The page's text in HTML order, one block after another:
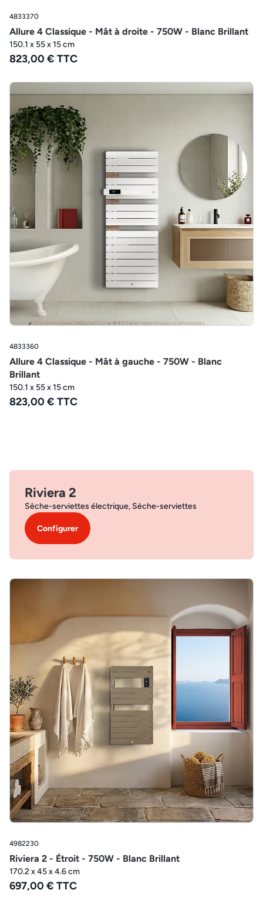
4833370
Allure 4 Classique - Mât à droite - 750W - Blanc Brillant
150.1 x 55 x 15 cm
823,00 € TTC
4833360
Allure 4 Classique - Mât à gauche - 750W - Blanc
Brillant
150.1 x 55 x 15 cm
823,00 € TTC
Riviera 2
Sèche-serviettes électrique, Sèche-serviettes
Configurer
4982230
Riviera 2 - Étroit - 750W - Blanc Brillant
170.2 x 45 x 4.6 cm
697,00 € TTC